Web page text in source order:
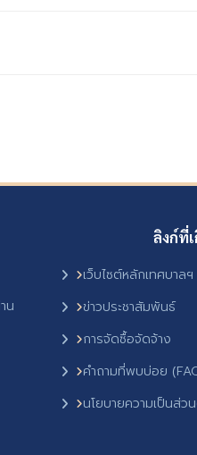
น
ลิงก์ที่
เว็บไซต์หลักเทศบาลฯ
ข่าวประชาสัมพันธ์
การจัดซื้อจัดจ้าง
คำถามที่พบบ่อย
นโยบายความเป็นส่ว